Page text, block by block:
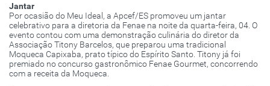
Jantar
Por ocasião do Meu Ideal, a Apcef/ES promoveu um jantar
celebrativo para a diretoria da Fenae na noite da quarta-feira, 04. O
evento contou com uma demonstração culinária do diretor da
Associação Titony Barcelos, que preparou uma tradicional
Moqueca Capixaba, prato típico do Espírito Santo. Titony já foi
premiado no concurso gastronômico Fenae Gourmet, concorrendo
com a receita da Moqueca.